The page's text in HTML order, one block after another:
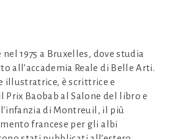
nel 1975 a Bruxelles, dove studia
all’accademia Reale di Belle Arti.
illustratrice, è scrittrice e
Baobab al Salone del libro e
di Montreuil, il più
francese per gli albi